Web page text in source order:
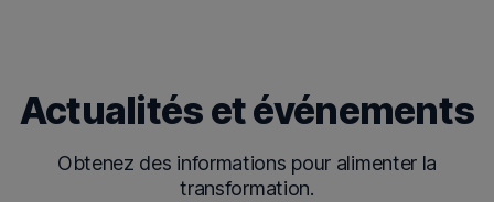
Actualités et événements
Obtenez des informations pour alimenter la
transformation.